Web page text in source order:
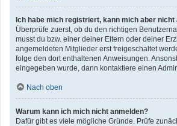
Ich habe mich registriert, kann mich aber nicht
Überprüfe zuerst, ob du den richtigen
musst du bzw. einer deiner Eltern oder deiner
angemeldeten Mitglieder erst freigeschaltet
folge den dort enthaltenen Anweisungen.
eingegeben wurde, dann kontaktiere einen
Nach oben
Warum kann ich mich nicht anmelden?
Dafür gibt es viele mögliche Gründe. Prüfe